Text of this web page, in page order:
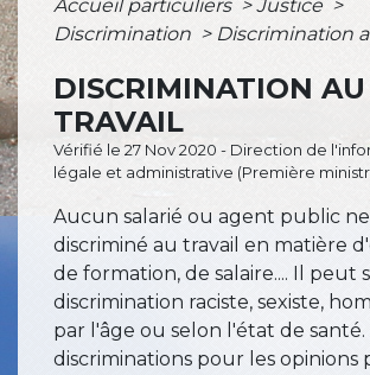
Accueil particuliers > Justice >
Discrimination > Discrimination
DISCRIMINATION AU
TRAVAIL
Vérifié le 27 Nov 2020 - Direction de
légale et administrative (Première
Aucun salarié ou agent public
discriminé au travail en matière
de formation, de salaire.... Il peut
discrimination raciste, sexiste,
par l'âge ou selon l'état de santé.
discriminations pour les opinions